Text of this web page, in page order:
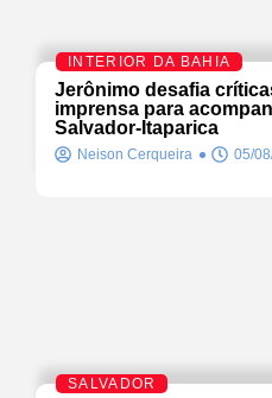
INTERIOR DA BAHIA
Jerônimo desafia
imprensa para
Salvador-Itaparica
Neison Cerqueira 05/
SALVADOR